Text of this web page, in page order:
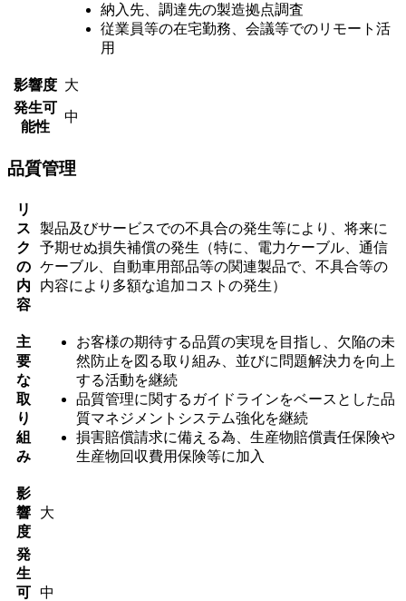
納入先、調達先の製造拠点調査
従業員等の在宅勤務、会議等でのリモート活
用
影響度 大
発生可
能性
中
品質管理
リ
ス
ク
の
内
容
製品及びサービスでの不具合の発生等により、将来に
予期せぬ損失補償の発生（特に、電力ケーブル、通信
ケーブル、自動車用部品等の関連製品で、不具合等の
内容により多額な追加コストの発生）
主
要
な
取
り
組
み
お客様の期待する品質の実現を目指し、欠陥の未
然防止を図る取り組み、並びに問題解決力を向上
する活動を継続
品質管理に関するガイドラインをベースとした品
質マネジメントシステム強化を継続
損害賠償請求に備える為、生産物賠償責任保険や
生産物回収費用保険等に加入
影
響
度
大
発
生
可
中